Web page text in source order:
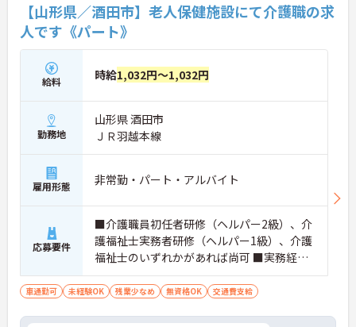
【山形県／酒田市】老人保健施設にて介護職の求
人です《パート》
給料 時給1,032円～1,032円
勤務地
山形県 酒田市
ＪＲ羽越本線
雇用形態 非常勤・パート・アルバイト
応募要件
■介護職員初任者研修（ヘルパー2級）、介
護福祉士実務者研修（ヘルパー1級）、介護
福祉士のいずれかがあれば尚可 ■実務経験
があると尚良 ※無資格・未経験相談可
車通勤可 未経験OK 残業少なめ 無資格OK 交通費支給